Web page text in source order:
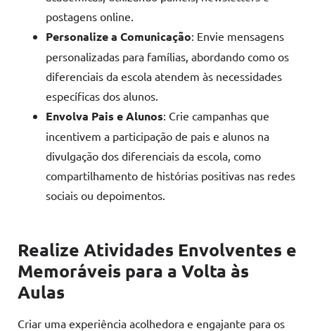
postagens online.
Personalize a Comunicação: Envie mensagens
personalizadas para famílias, abordando como os
diferenciais da escola atendem às necessidades
específicas dos alunos.
Envolva Pais e Alunos: Crie campanhas que
incentivem a participação de pais e alunos na
divulgação dos diferenciais da escola, como
compartilhamento de histórias positivas nas redes
sociais ou depoimentos.
Realize Atividades Envolventes e
Memoráveis para a Volta às
Aulas
Criar uma experiência acolhedora e engajante para os